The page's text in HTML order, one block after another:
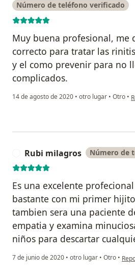
Número de teléfono verificado
Muy buena profesional, me
correcto para tratar las
y el como prevenir para no
complicados.
14 de agosto de 2020 • otro lugar • Otro •
Rubi milagros Número de
Es una excelente
bastante con mi primer
tambien sera una paciente
empatia y examina
niños para descartar
7 de junio de 2020 • otro lugar • Otro • en